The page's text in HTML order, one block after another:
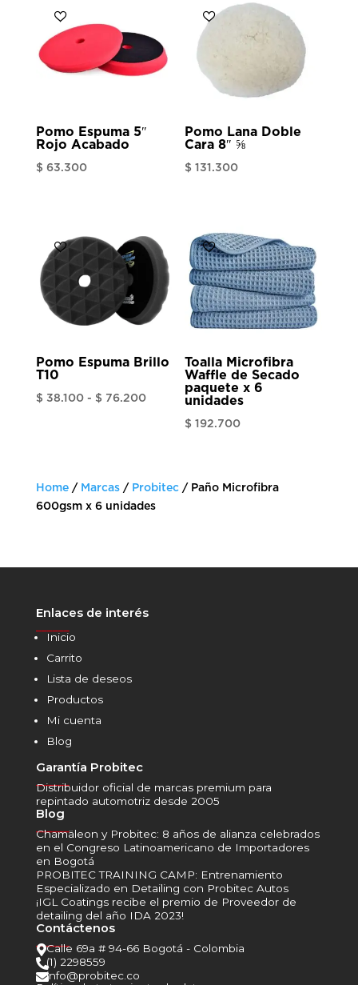
Pomo Espuma 5″
Rojo Acabado
$ 63.300
Pomo Lana Doble
Cara 8″ ⅝
$ 131.300
Pomo Espuma Brillo
T10
$ 38.100 - $ 76.200Rango
$ 38.100
hasta
Toalla Microfibra
Waffle de Secado
paquete x 6
unidades
$ 192.700
Home/ Marcas/ Probitec/ Paño Microfibra
600gsm x 6 unidades
Enlaces de interés
Inicio
Carrito
Lista de deseos
Productos
Mi cuenta
Blog
Garantía Probitec
______
Distribuidor oficial de marcas premium para
repintado automotriz desde 2005
Blog
______
Chamäleon y Probitec: 8 años de alianza celebrados
en el Congreso Latinoamericano de Importadores
en Bogotá
PROBITEC TRAINING CAMP: Entrenamiento
Especializado en Detailing con Probitec Autos
¡IGL Coatings recibe el premio de Proveedor de
detailing del año IDA 2023!
Contáctenos
______
Calle 69a # 94-66 Bogotá - Colombia
(1) 2298559
info@probitec.co